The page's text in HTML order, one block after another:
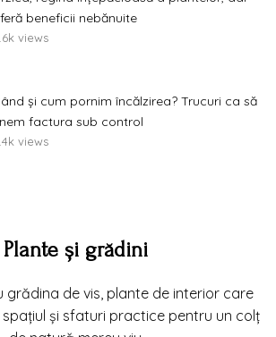
beneficii nebănuite
views
și cum pornim încălzirea? Trucuri ca să
factura sub control
views
Plante și grădini
grădina de vis, plante de interior care
și sfaturi practice pentru un colț